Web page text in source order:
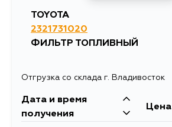
TOYOTA
2321731020
ФИЛЬТР ТОПЛИВНЫЙ
Отгрузка со склада г. Владивосток
Дата и время
получения
Цена